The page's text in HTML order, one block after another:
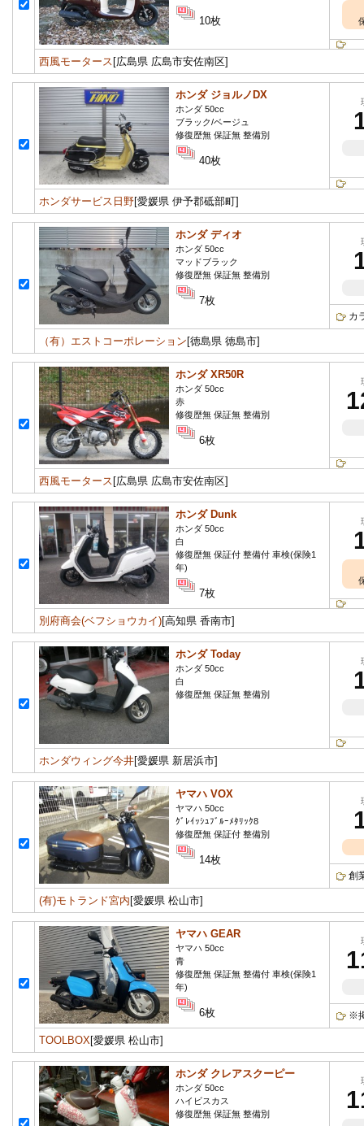
10枚
西風モータース [広島県 広島市安佐南区]
ホンダ ジョルノDX
ホンダ 50cc
ブラック/ベージュ
修復歴無 保証無 整備別
40枚
ホンダサービス日野[愛媛県 伊予郡砥部町]
ホンダ ディオ
ホンダ 50cc
マッドブラック
修復歴無 保証無 整備別
7枚
カ
（有）エストコーポレーション [徳島県 徳島市]
ホンダ XR50R
ホンダ 50cc
赤
修復歴無 保証無 整備別
6枚
西風モータース [広島県 広島市安佐南区]
ホンダ Dunk
ホンダ 50cc
白
修復歴無 保証付 整備付 車検(保険1
年)
7枚
別府商会(ベフショウカイ)[高知県 香南市]
ホンダ Today
ホンダ 50cc
白
修復歴無 保証無 整備別
ホンダウィング今井[愛媛県 新居浜市]
ヤマハ VOX
ヤマハ 50cc
ｸﾞﾚｲｯｼｭﾌﾞﾙｰﾒﾀﾘｯｸ8
修復歴無 保証付 整備別
14枚
創
(有)モトランド宮内 [愛媛県 松山市]
ヤマハ GEAR
ヤマハ 50cc
青
修復歴無 保証無 整備付 車検(保険1
年)
6枚 ※
TOOLBOX[愛媛県 松山市]
ホンダ クレアスクーピー
ホンダ 50cc
ハイビスカス
修復歴無 保証無 整備別